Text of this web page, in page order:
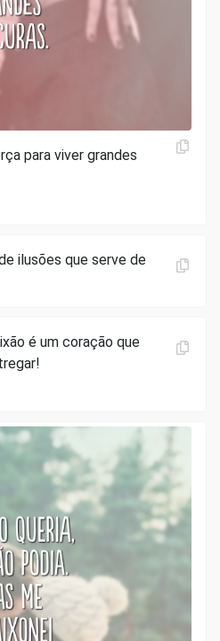
para viver grandes
ilusões que serve de
é um coração que